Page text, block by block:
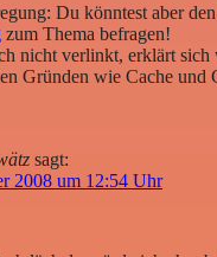
Du könntest aber
zum Thema befragen!
nicht verlinkt, erklärt sich
Gründen wie Cache und
sagt:
2008 um 12:54 Uhr